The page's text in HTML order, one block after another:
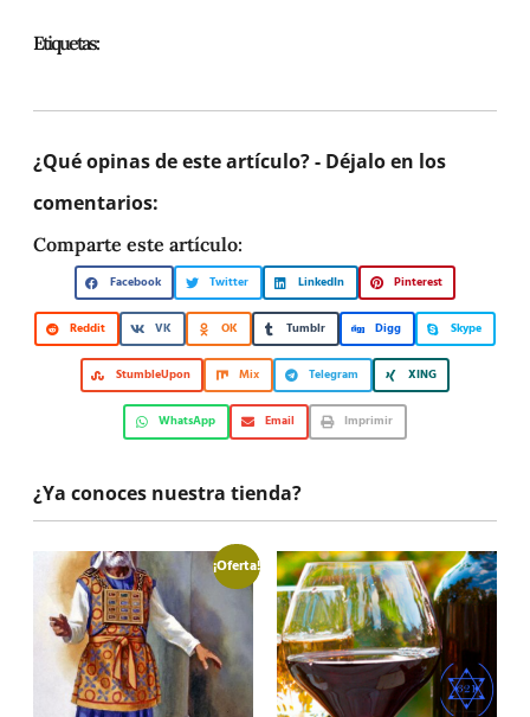
Etiquetas:
¿Qué opinas de este artículo? - Déjalo en los
comentarios:
Comparte este artículo:
Facebook Twitter LinkedIn Pinterest
Reddit VK OK Tumblr Digg Skype
StumbleUpon Mix Telegram XING
WhatsApp Email Imprimir
¿Ya conoces nuestra tienda?
¡Oferta!